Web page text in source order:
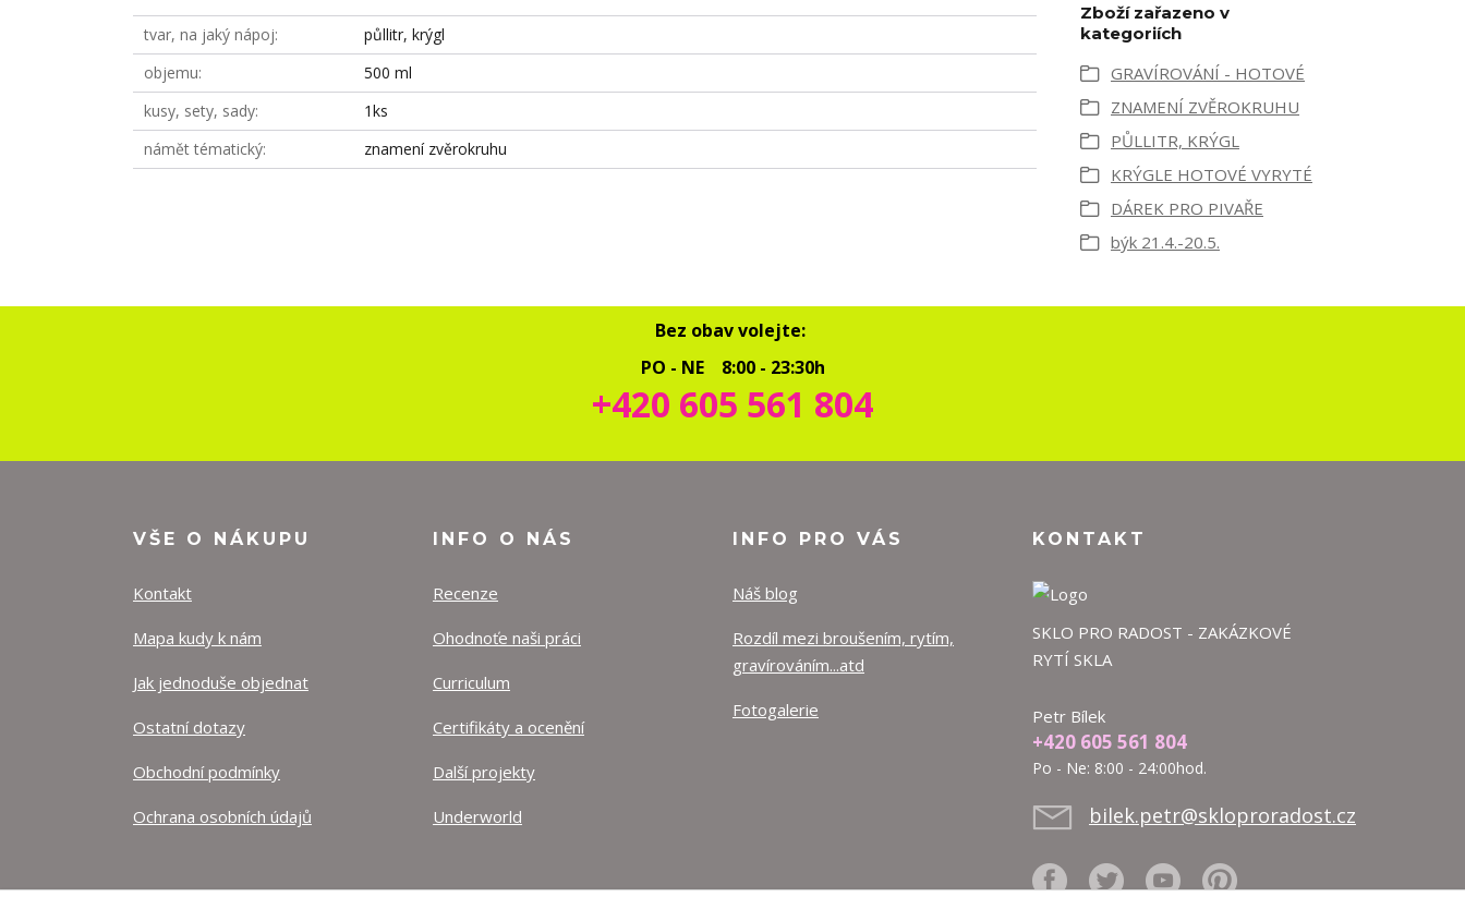
tvar, na jaký nápoj
půllitr, krýgl
objemu
500 ml
kusy, sety, sady
1ks
námět tématický
znamení zvěrokruhu
Zboží zařazeno v
kategoriích
GRAVÍROVÁNÍ - HOTOVÉ
ZNAMENÍ ZVĚROKRUHU
PŮLLITR, KRÝGL
KRÝGLE HOTOVÉ VYRYTÉ
DÁREK PRO PIVAŘE
býk 21.4.-20.5.
Bez obav volejte:
PO - NE 8:00 - 23:30h
+420 605 561 804
VŠE O NÁKUPU
Kontakt
Mapa kudy k nám
Jak jednoduše objednat
Ostatní dotazy
Obchodní podmínky
Ochrana osobních údajů
INFO O NÁS
Recenze
Ohodnoťe naši práci
Curriculum
Certifikáty a ocenění
Další projekty
Underworld
INFO PRO VÁS
Náš blog
Rozdíl mezi broušením, rytím,
gravírováním...atd
Fotogalerie
KONTAKT
SKLO PRO RADOST - ZAKÁZKOVÉ
RYTÍ SKLA
Petr Bílek
+420 605 561 804
Po - Ne: 8:00 - 24:00hod.
bilek.petr@skloproradost.cz